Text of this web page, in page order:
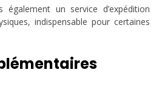
un service d’expédition
indispensable pour certaines